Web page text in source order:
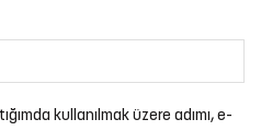
kullanılmak üzere adımı, e-